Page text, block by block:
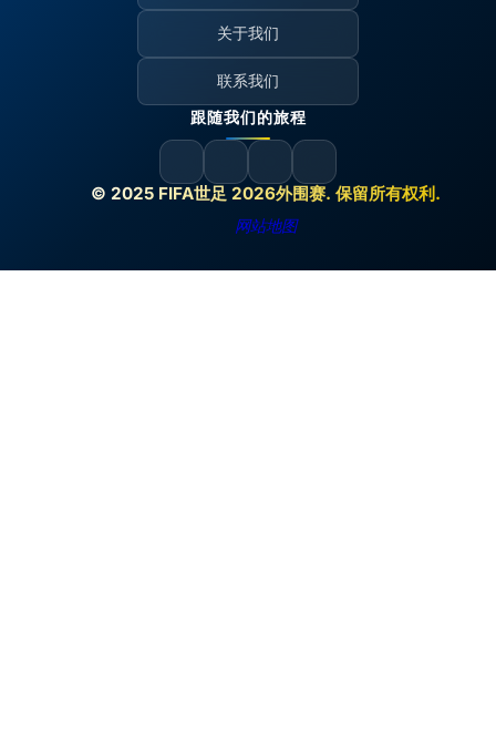
© 2025 FIFA世足 2026外围赛. 保留所有权利.
网站地图
关于我们
联系我们
跟随我们的旅程